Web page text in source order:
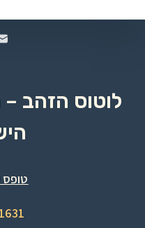
לוטוס הזהב
טופס